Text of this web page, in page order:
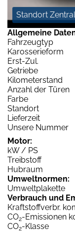
Standort
Allgemeine
Fahrzeugtyp
Karosserieform
Erst-Zul.
Getriebe
Kilometerstand
Anzahl der Türen
Farbe
Standort
Lieferzeit
Unsere Nummer
Motor:
kW / PS
Treibstoff
Hubraum
Umweltnormen:
Umweltplakette
Verbrauch und
Kraftstoffverbr.
CO2-Emissionen
CO2-Klasse